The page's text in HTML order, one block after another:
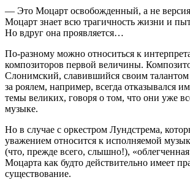
— Это Моцарт освобожденный, а не
Моцарт знает всю трагичность жизни и
Но вдруг она проявляется…
По-разному можно относиться к
композиторов первой величины.
Слонимский, славившийся своим
за роялем, например, всегда отказывался
темы великих, говоря о том, что они уже
музыке.
Но в случае с оркестром Лундстрема,
уважением относится к исполняемой
(что, прежде всего, слышно!),
Моцарта как будто действительно имеет
существование.